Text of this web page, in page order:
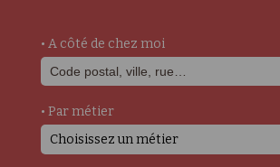
• A côté de chez moi
• Par métier
Choisissez un métier